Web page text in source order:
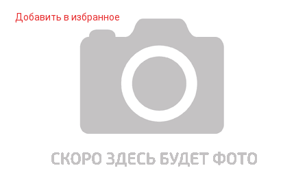
Добавить в избранное